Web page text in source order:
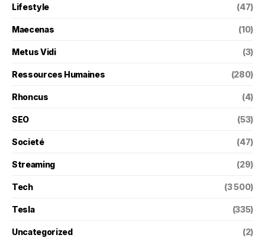
Lifestyle (47)
Maecenas (10)
Metus Vidi (3)
Ressources Humaines (280)
Rhoncus (4)
SEO (53)
Societé (47)
Streaming (29)
Tech (3 500)
Tesla (335)
Uncategorized (2)